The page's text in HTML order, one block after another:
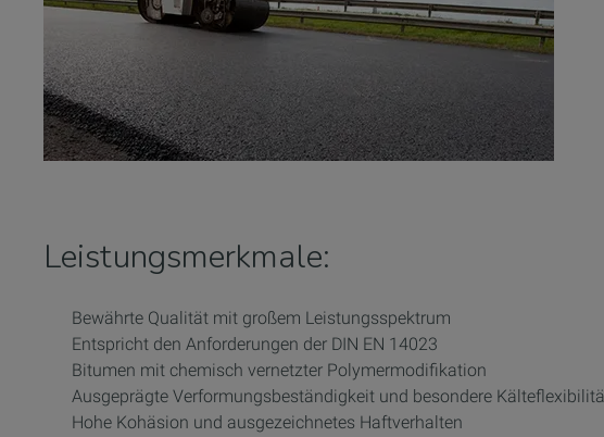
Leistungsmerkmale:
Bewährte Qualität mit großem Leistungsspektrum
Entspricht den Anforderungen der DIN EN 14023
Bitumen mit chemisch vernetzter Polymermodifikation
Ausgeprägte Verformungsbeständigkeit und besondere
Hohe Kohäsion und ausgezeichnetes Haftverhalten